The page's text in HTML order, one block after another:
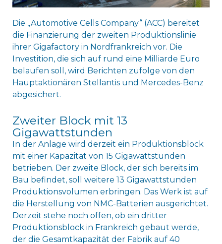
Die „Automotive Cells Company“ (ACC) bereitet
die Finanzierung der zweiten Produktionslinie
ihrer Gigafactory in Nordfrankreich vor. Die
Investition, die sich auf rund eine Milliarde Euro
belaufen soll, wird Berichten zufolge von den
Hauptaktionären Stellantis und Mercedes-Benz
abgesichert.
Zweiter Block mit 13
Gigawattstunden
In der Anlage wird derzeit ein Produktionsblock
mit einer Kapazität von 15 Gigawattstunden
betrieben. Der zweite Block, der sich bereits im
Bau befindet, soll weitere 13 Gigawattstunden
Produktionsvolumen erbringen. Das Werk ist auf
die Herstellung von NMC-Batterien ausgerichtet.
Derzeit stehe noch offen, ob ein dritter
Produktionsblock in Frankreich gebaut werde,
der die Gesamtkapazität der Fabrik auf 40